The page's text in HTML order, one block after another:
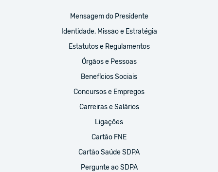
Mensagem do Presidente
Identidade, Missão e Estratégia
Estatutos e Regulamentos
Órgãos e Pessoas
Benefícios Sociais
Concursos e Empregos
Carreiras e Salários
Ligações
Cartão FNE
Cartão Saúde SDPA
Pergunte ao SDPA